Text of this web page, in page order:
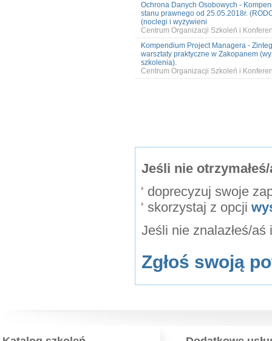
Ochrona Danych Osobowych -
stanu prawnego od 25.05.2018r.
(noclegi i wyżywieni
Centrum Organizacji Szkoleń i
Kompendium Project Managera -
warsztaty praktyczne w Zakopanem
szkolenia).
Centrum Organizacji Szkoleń i
Jeśli nie
doprecyzuj swoje
skorzystaj z opcji
Jeśli nie znalazłeś/
Zgłoś swoją